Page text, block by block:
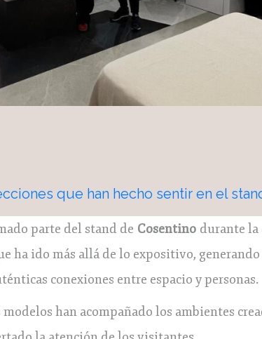
que han hecho sentir en el
parte del stand de Cosentino durante la
ha ido más allá de lo expositivo,
conexiones entre espacio y personas.
han acompañado los ambientes